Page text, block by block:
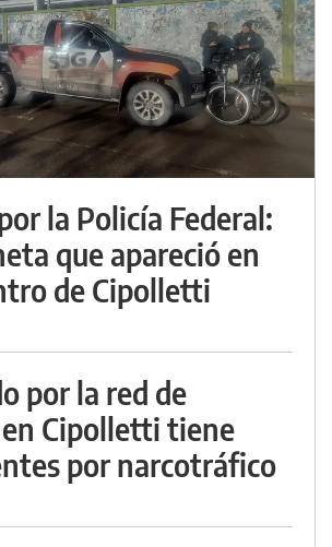
la Policía Federal:
que apareció en
de Cipolletti
por la red de
Cipolletti tiene
por narcotráfico